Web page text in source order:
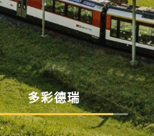
多彩德瑞